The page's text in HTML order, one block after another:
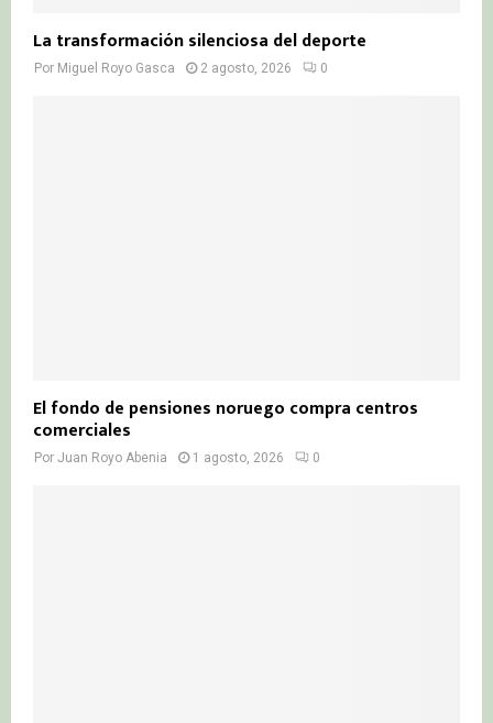
La transformación silenciosa del deporte
Por Miguel Royo Gasca 2 agosto, 2026 0
El fondo de pensiones noruego compra centros
comerciales
Por Juan Royo Abenia 1 agosto, 2026 0